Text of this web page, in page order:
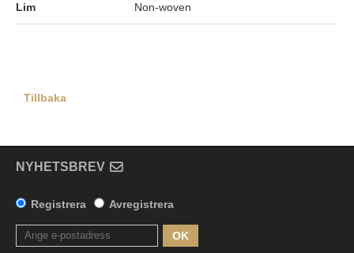
Lim Non-woven
Tillbaka
NYHETSBREV
Registrera Avregistrera
OK